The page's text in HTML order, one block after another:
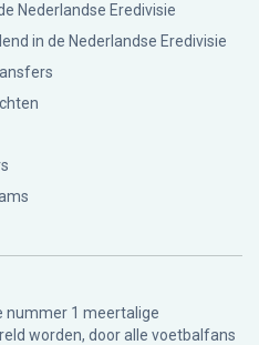
Nederlandse Eredivisie
in de Nederlandse Eredivisie
nummer 1 meertalige
worden, door alle voetbalfans